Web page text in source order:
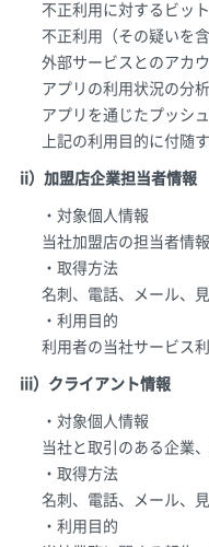
不正利用に対するビッ
不正利用（その疑いを
外部サービスとのアカ
アプリの利用状況の分
アプリを通じたプッシ
上記の利用目的に付随
ii）加盟店企業担当者情報
・対象個人情報
当社加盟店の担当者情
・取得方法
名刺、電話、メール、
・利用目的
利用者の当社サービス
iii）クライアント情報
・対象個人情報
当社と取引のある企業
・取得方法
名刺、電話、メール、
・利用目的